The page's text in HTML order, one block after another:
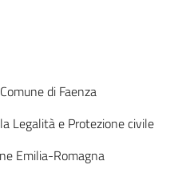
di Faenza
Legalità e Protezione civile
Emilia-Romagna